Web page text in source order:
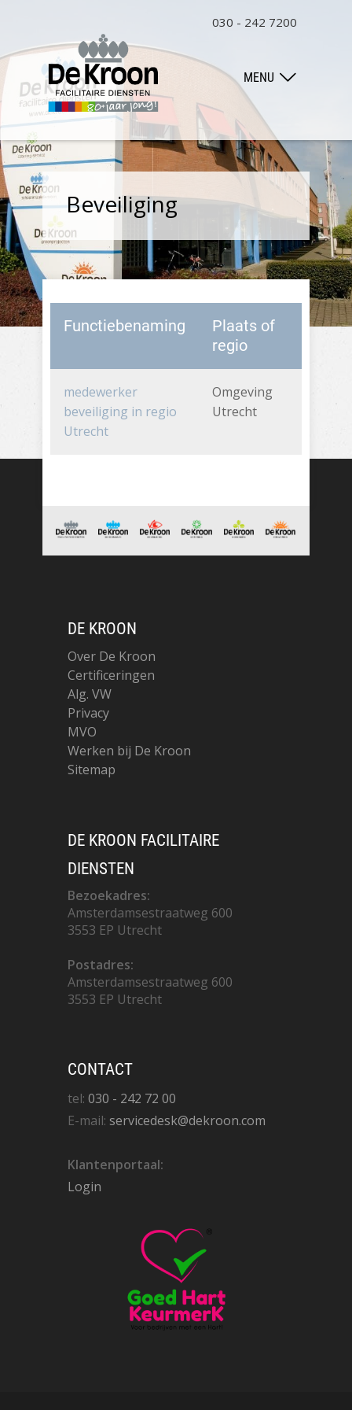
MENU
030 - 242 7200
Beveiliging
Functiebenaming
Plaats of
regio
medewerker
beveiliging in regio
Utrecht
Omgeving
Utrecht
DE KROON
Over De Kroon
Certificeringen
Alg. VW
Privacy
MVO
Werken bij De Kroon
Sitemap
DE KROON FACILITAIRE
DIENSTEN
Bezoekadres:
Amsterdamsestraatweg 600
3553 EP Utrecht
Postadres:
Amsterdamsestraatweg 600
3553 EP Utrecht
CONTACT
tel: 030 - 242 72 00
E-mail: servicedesk@dekroon.com
Klantenportaal:
Login